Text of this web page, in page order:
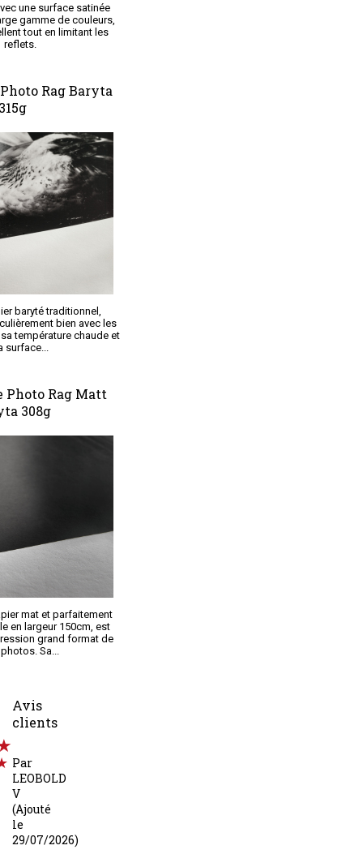
une surface satinée
gamme de couleurs,
tout en limitant les
reflets.
Rag Baryta
baryté traditionnel,
bien avec les
température chaude et
surface...
Rag Matt
308g
mat et parfaitement
en largeur 150cm, est
grand format de
Sa...
Avis
clients
Par
LEOBOLD
V
(Ajouté
le
29/07/2026)